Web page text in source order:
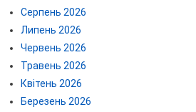
Серпень 2026
Липень 2026
Червень 2026
Травень 2026
Квітень 2026
Березень 2026